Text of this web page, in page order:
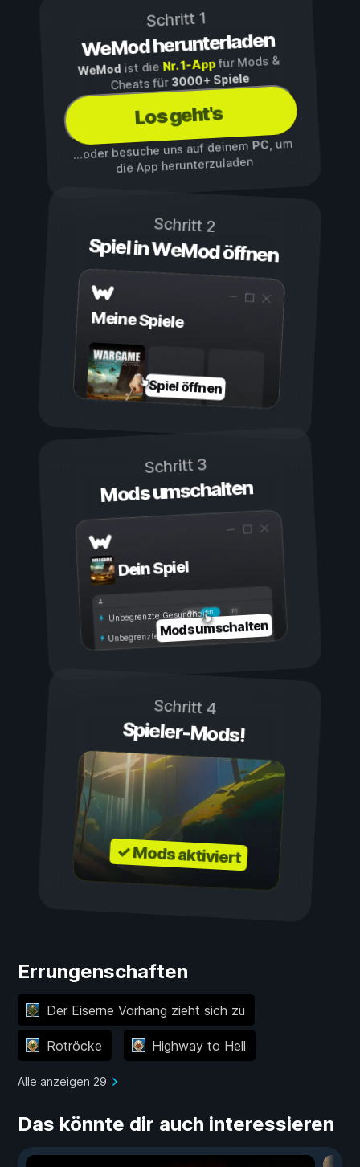
Schritt 1
WeMod herunterladen
WeMod ist die Nr. 1-Appfür Mods &
Cheats für3000+ Spiele
Los geht's
...oder besuche uns auf deinemPC, um
die App herunterzuladen
Schritt 2
Spiel in WeMod öffnen
Meine Spiele
Spiel öffnen
Schritt 3
Mods umschalten
Dein Spiel
Ein
Aus
Unbegrenzte Gesundheit
Unbegrenzte AusdauerMods umschalten
Schritt 4
Spieler-Mods!
✓ Mods aktiviert
Errungenschaften
Der Eiserne Vorhang zieht sich zu
Rotröcke Highway to Hell
Alle anzeigen 29
Das könnte dir auch interessieren